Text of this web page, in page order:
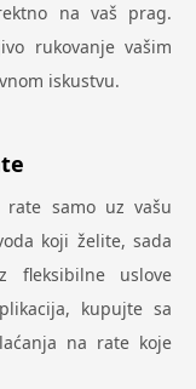
na vaš prag.
rukovanje vašim
iskustvu.
rate samo uz vašu
koji želite, sada
fleksibilne uslove
kupujte sa
na rate koje